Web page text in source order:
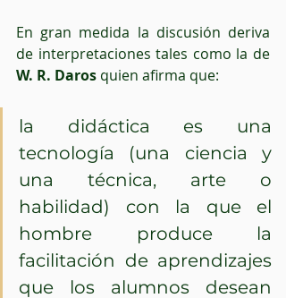
En gran medida la discusión deriva
W. R. Daros quien afirma que:
la didáctica es una
tecnología (una ciencia y
una técnica, arte o
habilidad) con la que el
hombre produce la
facilitación de aprendizajes
que los alumnos desean